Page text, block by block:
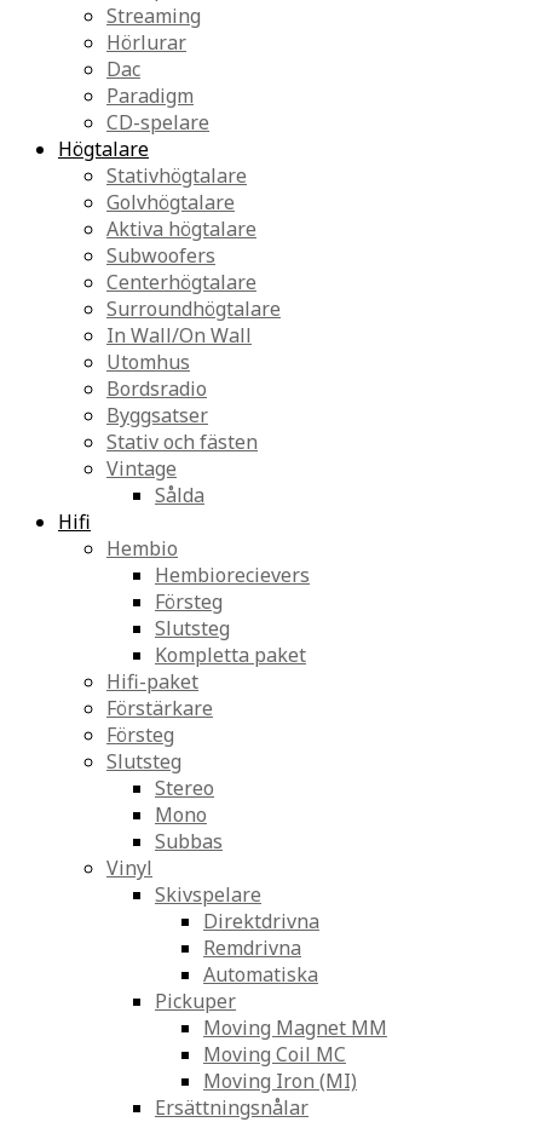
Streaming
Hörlurar
Dac
Paradigm
CD-spelare
Högtalare
Stativhögtalare
Golvhögtalare
Aktiva högtalare
Subwoofers
Centerhögtalare
Surroundhögtalare
In Wall/On Wall
Utomhus
Bordsradio
Byggsatser
Stativ och fästen
Vintage
Sålda
Hifi
Hembio
Hembiorecievers
Försteg
Slutsteg
Kompletta paket
Hifi-paket
Förstärkare
Försteg
Slutsteg
Stereo
Mono
Subbas
Vinyl
Skivspelare
Direktdrivna
Remdrivna
Automatiska
Pickuper
Moving Magnet MM
Moving Coil MC
Moving Iron (MI)
Ersättningsnålar